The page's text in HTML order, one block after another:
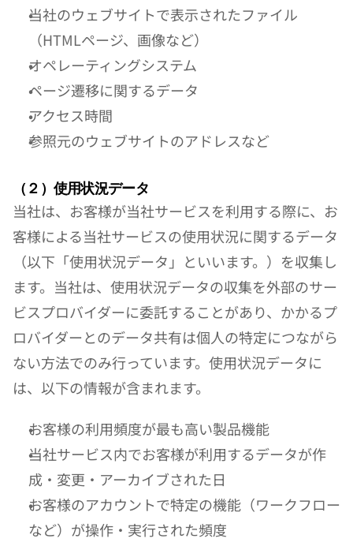
当社のウェブサイトで表示されたファイル
（HTMLページ、画像など）
オペレーティングシステム
ページ遷移に関するデータ
アクセス時間
参照元のウェブサイトのアドレスなど
（２）使用状況データ
当社は、お客様が当社サービスを利用する際に、お
客様による当社サービスの使用状況に関するデータ
（以下「使用状況データ」といいます。）を収集し
ます。当社は、使用状況データの収集を外部のサー
ビスプロバイダーに委託することがあり、かかるプ
ロバイダーとのデータ共有は個人の特定につながら
ない方法でのみ行っています。使用状況データに
は、以下の情報が含まれます。
お客様の利用頻度が最も高い製品機能
当社サービス内でお客様が利用するデータが作
成・変更・アーカイブされた日
お客様のアカウントで特定の機能（ワークフロー
など）が操作・実行された頻度